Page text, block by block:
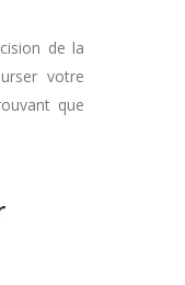
de la
votre
que